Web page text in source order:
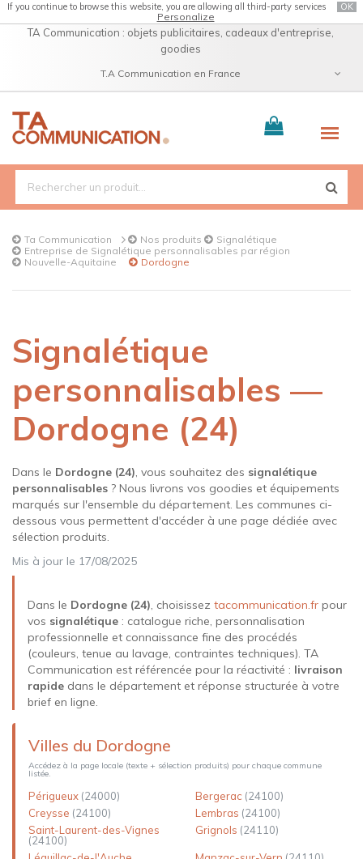
If you continue to browse this website, you are allowing all third-party services OK
Personalize
TA Communication : objets publicitaires, cadeaux d'entreprise,
goodies
T.A Communication en France
Ta Communication Nos produits
Signalétique
Entreprise de Signalétique personnalisables par région
Nouvelle-Aquitaine
Dordogne
Signalétique
personnalisables —
Dordogne (24)
Dans le Dordogne (24), vous souhaitez des signalétique
personnalisables ? Nous livrons vos goodies et équipements
marqués sur l'ensemble du département. Les communes ci-
dessous vous permettent d'accéder à une page dédiée avec
sélection produits.
Mis à jour le 17/08/2025
Dans le Dordogne (24), choisissez tacommunication.fr pour
vos signalétique : catalogue riche, personnalisation
professionnelle et connaissance fine des procédés
(couleurs, tenue au lavage, contraintes techniques). TA
Communication est référencée pour la réactivité : livraison
rapide dans le département et réponse structurée à votre
brief en ligne.
Villes du Dordogne
Accédez à la page locale (texte + sélection produits) pour chaque commune
listée.
Périgueux (24000) Bergerac (24100)
Creysse (24100) Lembras (24100)
Saint-Laurent-des-Vignes
(24100)
Grignols (24110)